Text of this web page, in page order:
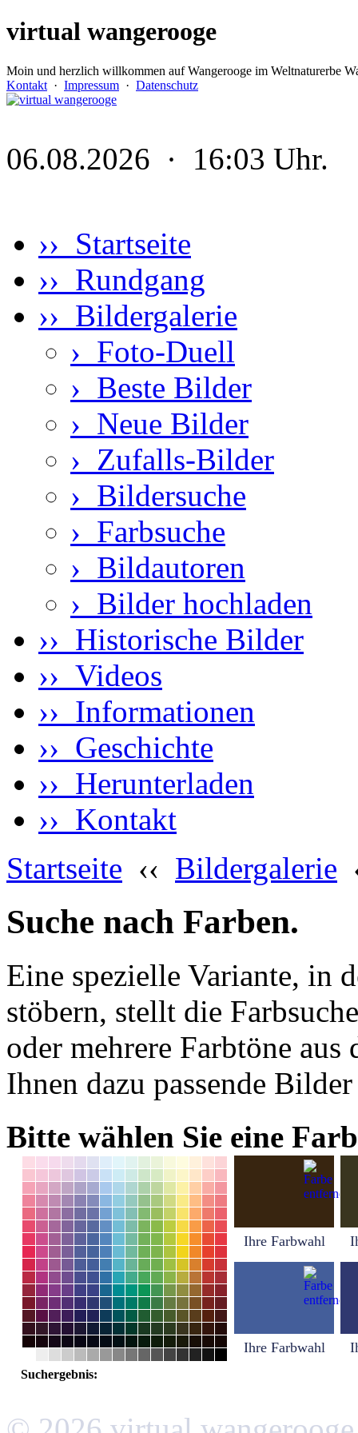
virtual wangerooge
Moin und herzlich willkommen auf Wangerooge im Weltnaturerbe
Kontakt · Impressum · Datenschutz
06.08.2026 · 16:03 Uhr.
›› Startseite
›› Rundgang
›› Bildergalerie
› Foto-Duell
› Beste Bilder
› Neue Bilder
› Zufalls-Bilder
› Bildersuche
› Farbsuche
› Bildautoren
› Bilder hochladen
›› Historische Bilder
›› Videos
›› Informationen
›› Geschichte
›› Herunterladen
›› Kontakt
Startseite ‹‹ Bildergalerie
Suche nach Farben.
Eine spezielle Variante, in
stöbern, stellt die
oder mehrere Farbtöne
Ihnen dazu passende
Bitte wählen Sie eine
Ihre Farbwahl
Ihre Farbwahl
Suchergebnis: